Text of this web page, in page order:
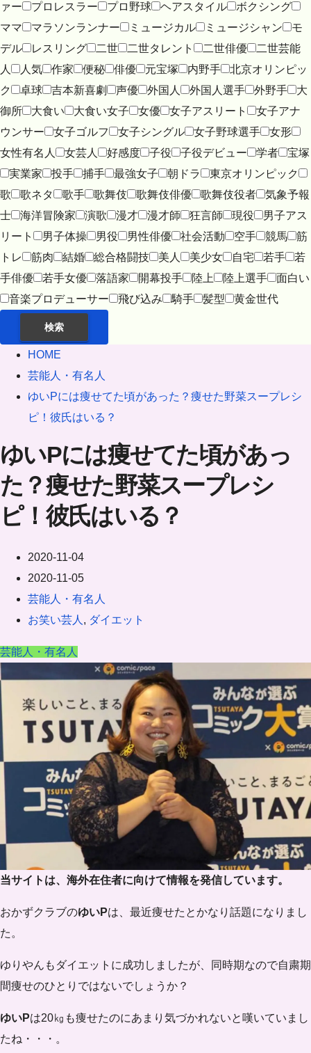
ァー
プロレスラー プロ野球 ヘアスタイル
ボクシング
ママ
マラソンランナー ミュージカル ミュージシャン
モ
デル
レスリング 二世 二世タレント 二世俳優
二世芸能
人
人気 作家 便秘 俳優 元宝塚 内野手
北京オリンピッ
ク
卓球 吉本新喜劇 声優 外国人 外国人選手 外野手
大
御所
大食い 大食い女子 女優 女子アスリート
女子アナ
ウンサー
女子ゴルフ 女子シングル 女子野球選手
女形
女性有名人
女芸人 好感度 子役 子役デビュー 学者
宝塚
実業家
投手 捕手 最強女子 朝ドラ
東京オリンピック
歌
歌ネタ 歌手 歌舞伎 歌舞伎俳優 歌舞伎役者
気象予報
士
海洋冒険家 演歌 漫才 漫才師 狂言師 現役
男子アス
リート
男子体操 男役 男性俳優 社会活動 空手 競馬
筋
トレ
筋肉 結婚 総合格闘技 美人 美少女 自宅 若手
若
手俳優
若手女優 落語家 開幕投手 陸上 陸上選手
面白い
音楽プロデューサー
飛び込み 騎手 髪型 黄金世代
検索
HOME
芸能人・有名人
ゆいPには痩せてた頃があった？痩せた野菜スープレシ
ピ！彼氏はいる？
ゆいPには痩せてた頃があっ
た？痩せた野菜スープレシ
ピ！彼氏はいる？
2020-11-04
2020-11-05
芸能人・有名人
お笑い芸人 , ダイエット
芸能人・有名人
当サイトは、海外在住者に向けて情報を発信しています。
おかずクラブのゆいPは、最近痩せたとかなり話題になりまし
た。
ゆりやんもダイエットに成功しましたが、同時期なので自粛期
間痩せのひとりではないでしょうか？
ゆいPは20㎏も痩せたのにあまり気づかれないと嘆いていまし
たね・・・。